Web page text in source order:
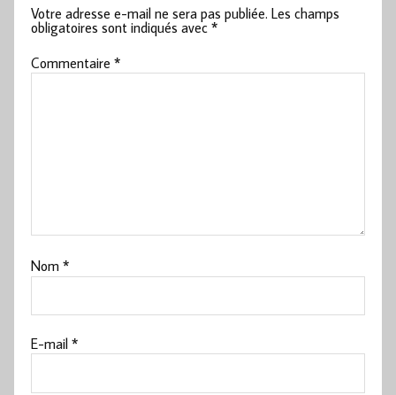
Votre adresse e-mail ne sera pas publiée. Les champs
obligatoires sont indiqués avec*
Commentaire*
Nom*
E-mail*